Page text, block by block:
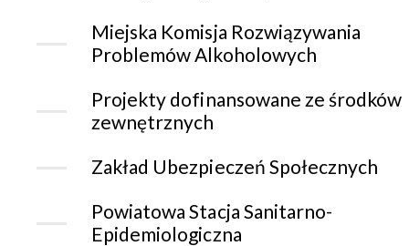
Miejska Komisja Rozwiązywania
Problemów Alkoholowych
Projekty dofinansowane ze środków
zewnętrznych
Zakład Ubezpieczeń Społecznych
Powiatowa Stacja Sanitarno-
Epidemiologiczna